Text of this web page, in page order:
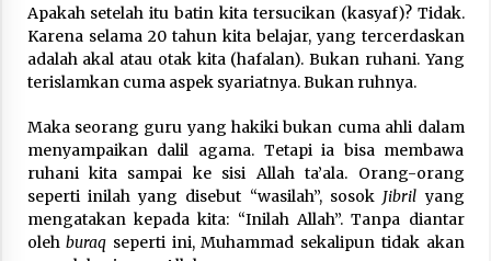
Apakah setelah itu batin kita tersucikan (kasyaf)? Tidak.
Karena selama 20 tahun kita belajar, yang tercerdaskan
adalah akal atau otak kita (hafalan). Bukan ruhani. Yang
terislamkan cuma aspek syariatnya. Bukan ruhnya.
Maka seorang guru yang hakiki bukan cuma ahli dalam
menyampaikan dalil agama. Tetapi ia bisa membawa
ruhani kita sampai ke sisi Allah ta’ala. Orang-orang
seperti inilah yang disebut “wasilah”, sosok Jibril yang
mengatakan kepada kita: “Inilah Allah”. Tanpa diantar
olehburaq seperti ini, Muhammad sekalipun tidak akan